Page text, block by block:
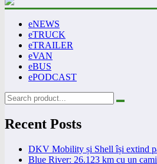
eNEWS
eTRUCK
eTRAILER
eVAN
eBUS
ePODCAST
Recent Posts
DKV Mobility și Shell își extind
Blue River: 26.123 km cu un